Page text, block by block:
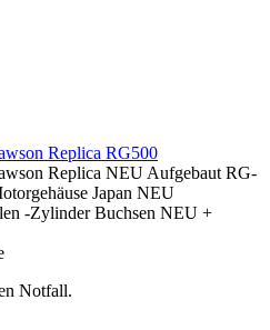
Replica RG500
Replica NEU Aufgebaut RG-
Japan NEU
-Zylinder Buchsen NEU +
Notfall.